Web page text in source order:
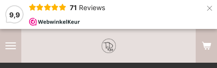
9,9
71 Reviews ×